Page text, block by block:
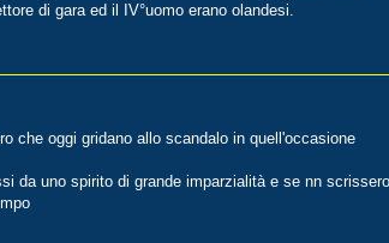
di gara ed il IV°uomo erano olandesi.
che oggi gridano allo scandalo in quell'occasione
da uno spirito di grande imparzialità e se nn scrissero